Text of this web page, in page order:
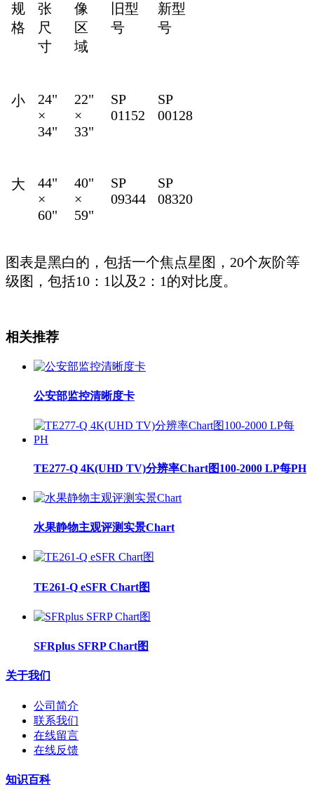
规
格
张
尺
寸
像
区
域
旧型
号
新型
号
小
24"
×
34"
22"
×
33"
SP
01152
SP
00128
大
44"
×
60"
40"
×
59"
SP
09344
SP
08320
图表是黑白的，包括一个焦点星图，20个灰阶等
级图，包括10：1以及2：1的对比度。
相关推荐
公安部监控清晰度卡
TE277-Q 4K(UHD TV)分辨率Chart图100-2000 LP每PH
水果静物主观评测实景Chart
TE261-Q eSFR Chart图
SFRplus SFRP Chart图
关于我们
公司简介
联系我们
在线留言
在线反馈
知识百科